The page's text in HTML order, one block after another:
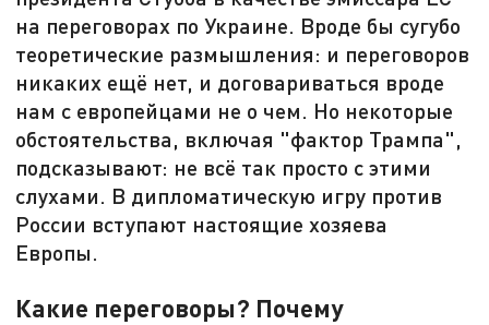
на переговорах по Украине. Вроде бы сугубо
теоретические размышления: и переговоров
никаких ещё нет, и договариваться вроде
нам с европейцами не о чем. Но некоторые
обстоятельства, включая "фактор Трампа",
подсказывают: не всё так просто с этими
слухами. В дипломатическую игру против
России вступают настоящие хозяева
Европы.
Какие переговоры? Почему